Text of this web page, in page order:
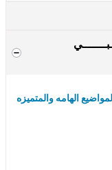
الهامه والمتميزه